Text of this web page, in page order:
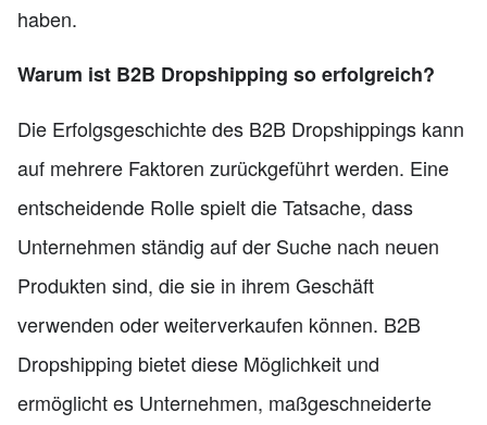
haben.
Warum ist B2B Dropshipping so erfolgreich?
Die Erfolgsgeschichte des B2B Dropshippings kann
auf mehrere Faktoren zurückgeführt werden. Eine
entscheidende Rolle spielt die Tatsache, dass
Unternehmen ständig auf der Suche nach neuen
Produkten sind, die sie in ihrem Geschäft
verwenden oder weiterverkaufen können. B2B
Dropshipping bietet diese Möglichkeit und
ermöglicht es Unternehmen, maßgeschneiderte